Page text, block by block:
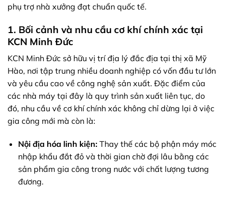
phụ trợ nhà xưởng đạt chuẩn quốc tế.
1. Bối cảnh và nhu cầu cơ khí chính xác tại
KCN Minh Đức
KCN Minh Đức sở hữu vị trí địa lý đắc địa tại thị xã Mỹ
Hào, nơi tập trung nhiều doanh nghiệp có vốn đầu tư lớn
và yêu cầu cao về công nghệ sản xuất. Đặc điểm của
các nhà máy tại đây là quy trình sản xuất liên tục, do
đó, nhu cầu về cơ khí chính xác không chỉ dừng lại ở việc
gia công mới mà còn là:
Nội địa hóa linh kiện:Thay thế các bộ phận máy móc
nhập khẩu đắt đỏ và thời gian chờ đợi lâu bằng các
sản phẩm gia công trong nước với chất lượng tương
đương.